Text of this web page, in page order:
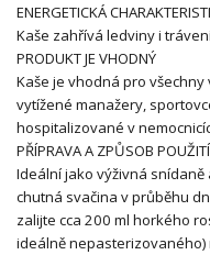
ENERGETICKÁ
Kaše zahřívá ledviny i
PRODUKT JE VHODNÝ
Kaše je vhodná pro
vytížené manažery,
hospitalizované v
PŘÍPRAVA A ZPŮSOB POUŽITÍ
Ideální jako výživná
chutná svačina v průběhu
zalijte cca 200 ml horkého
ideálně nepasterizovaného)